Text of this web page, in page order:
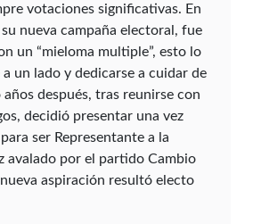
votaciones significativas. En
nueva campaña electoral, fue
un “mieloma multiple”, esto lo
un lado y dedicarse a cuidar de
después, tras reunirse con
decidió presentar una vez
ser Representante a la
avalado por el partido Cambio
aspiración resultó electo